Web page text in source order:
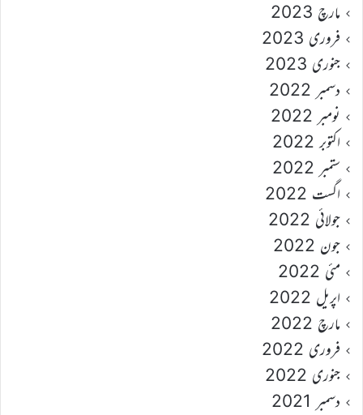
مارچ 2023
فروری 2023
جنوری 2023
دسمبر 2022
نومبر 2022
اکتوبر 2022
ستمبر 2022
اگست 2022
جولائی 2022
جون 2022
مئی 2022
اپریل 2022
مارچ 2022
فروری 2022
جنوری 2022
دسمبر 2021